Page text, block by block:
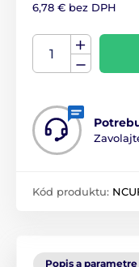
6,78 € bez DPH
Kód produktu:
Popis a parametre